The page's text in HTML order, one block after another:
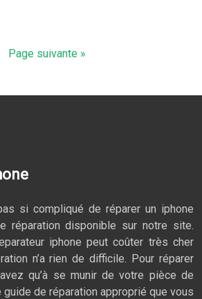
Page suivante »
si compliqué de réparer un iphone
réparation disponible sur notre site.
iphone peut coûter très cher
n’a rien de difficile. Pour réparer
qu’à se munir de votre pièce de
de réparation approprié que vous